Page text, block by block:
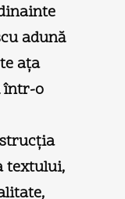
adună
aţa
într-o
textului,